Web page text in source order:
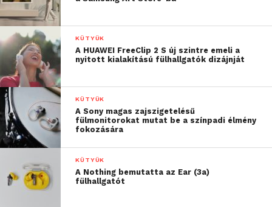
KÜTYÜK
A HUAWEI FreeClip 2 S új szintre emeli a
nyitott kialakítású fülhallgatók dizájnját
KÜTYÜK
A Sony magas zajszigetelésű
fülmonitorokat mutat be a színpadi élmény
fokozására
KÜTYÜK
A Nothing bemutatta az Ear (3a)
fülhallgatót